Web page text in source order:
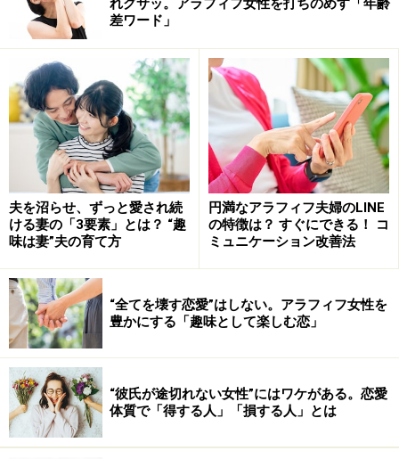
る舞いになります。
あなたの好きな彼は、どちらのタイプですか？
＜目次＞
「本気」ほど近づけない「好き避け男性」の心理とは
友情路線でも大丈夫！いっそ「親友」になろう
「本気」ほど近づけない「好き避け男性」
の心理とは
いつもさりげなく私の隣に座る彼。意識しているのは私だ
け？ それとも……
れグサッ。アラフィフ女性を打ちのめす「年齢
差ワード」
夫を沼らせ、ずっと愛され続
ける妻の「3要素」とは？ “趣
味は妻”夫の育て方
円満なアラフィフ夫婦のLINE
の特徴は？ すぐにできる！ コ
ミュニケーション改善法
“全てを壊す恋愛”はしない。アラフィフ女性を
豊かにする「趣味として楽しむ恋」
“彼氏が途切れない女性”にはワケがある。恋愛
体質で「得する人」「損する人」とは